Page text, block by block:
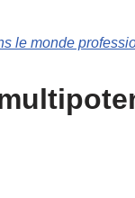
le monde